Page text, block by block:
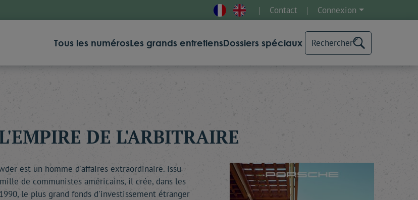
Contact Connexion
Tous les numérosLes grands entretiensDossiers spéciaux Rechercher
DE L'ARBITRAIRE
est un homme d'affaires extraordinaire. Issu
de communistes américains, il crée, dans les
le plus grand fonds d'investissement étranger